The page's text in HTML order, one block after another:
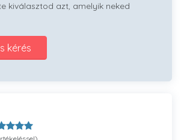
kiválasztod azt, amelyik neked
kérés